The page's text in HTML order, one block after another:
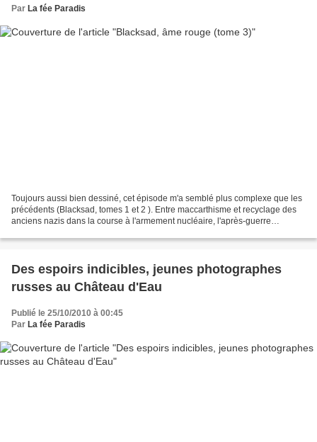
Par La fée Paradis
Toujours aussi bien dessiné, cet épisode m'a semblé plus complexe que les
précédents (Blacksad, tomes 1 et 2 ). Entre maccarthisme et recyclage des
anciens nazis dans la course à l'armement nucléaire, l'après-guerre
Des espoirs indicibles, jeunes photographes
russes au Château d'Eau
Publié le 25/10/2010 à 00:45
Par La fée Paradis